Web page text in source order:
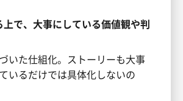
上で、大事にしている価値観や判
いた仕組化。ストーリーも大事
いるだけでは具体化しないの